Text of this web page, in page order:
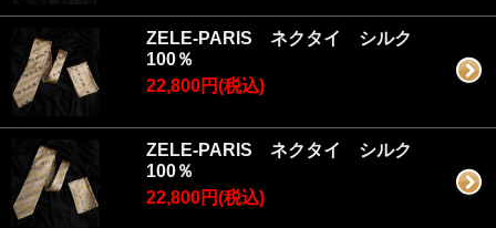
ZELE-PARIS ネクタイ シルク
100％
22,800円(税込)
ZELE-PARIS ネクタイ シルク
100％
22,800円(税込)